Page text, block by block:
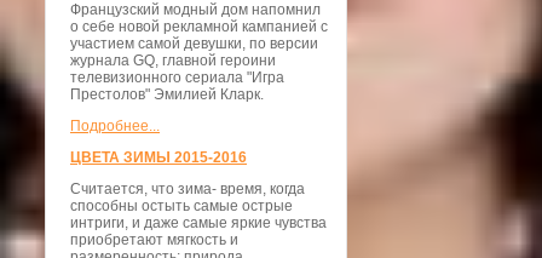
Французский модный дом напомнил
о себе новой рекламной кампанией с
участием самой девушки, по версии
журнала GQ, главной героини
телевизионного сериала "Игра
Престолов" Эмилией Кларк.
Подробнее...
ЦВЕТА ЗИМЫ 2015-2016
Считается, что зима- время, когда
способны остыть самые острые
интриги, и даже самые яркие чувства
приобретают мягкость и